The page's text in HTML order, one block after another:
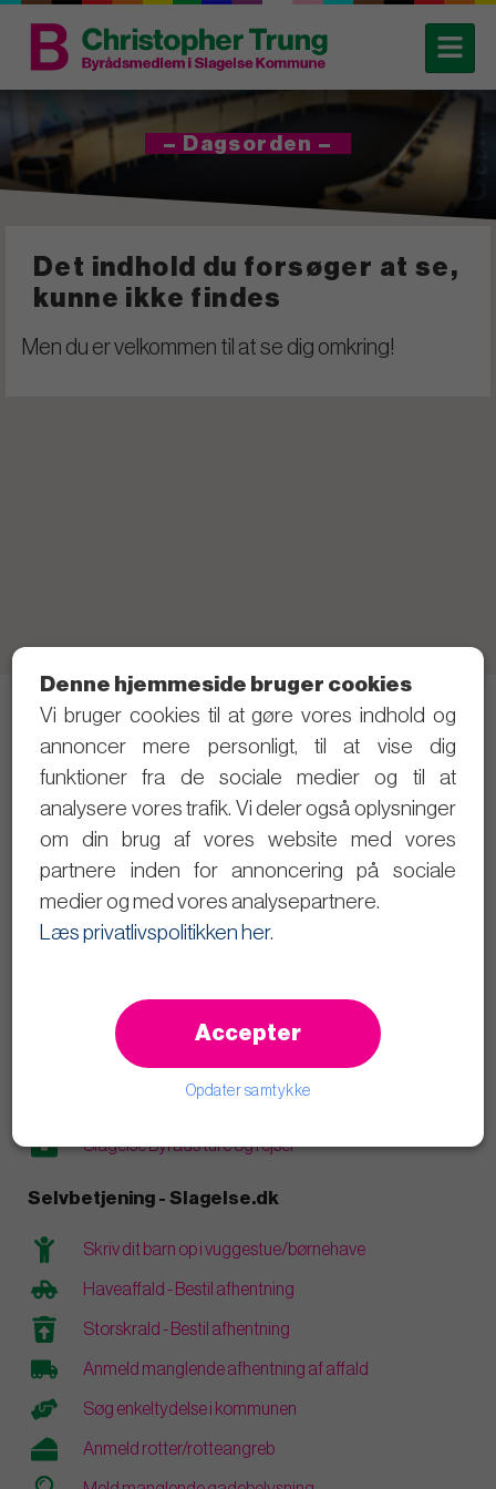
– Dagsorden –
Det indhold du forsøger at se,
kunne ikke findes
Men du er velkommen til at se dig omkring!
Telefon: 21 40 80 28 (Skriv gerne SMS først)
Følg med i det politiske arbejde
Dagsordener og referater
Se byrådsmøderne på video
Læs blogindlæg
Åbenhed og transparens
Slagelse Byråds ture og rejser
Selvbetjening - Slagelse.dk
Skriv dit barn op i vuggestue/børnehave
Haveaffald - Bestil afhentning
Storskrald - Bestil afhentning
Anmeld manglende afhentning af affald
Søg enkeltydelse i kommunen
Anmeld rotter/rotteangreb
Denne hjemmeside bruger cookies
Vi bruger cookies til at gøre vores indhold og
annoncer mere personligt, til at vise dig
funktioner fra de sociale medier og til at
analysere vores trafik. Vi deler også oplysninger
om din brug af vores website med vores
partnere inden for annoncering på sociale
medier og med vores analysepartnere.
Læs privatlivspolitikken her.
Accepter
Opdater samtykke